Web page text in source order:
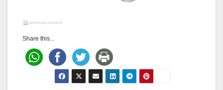
Share this...